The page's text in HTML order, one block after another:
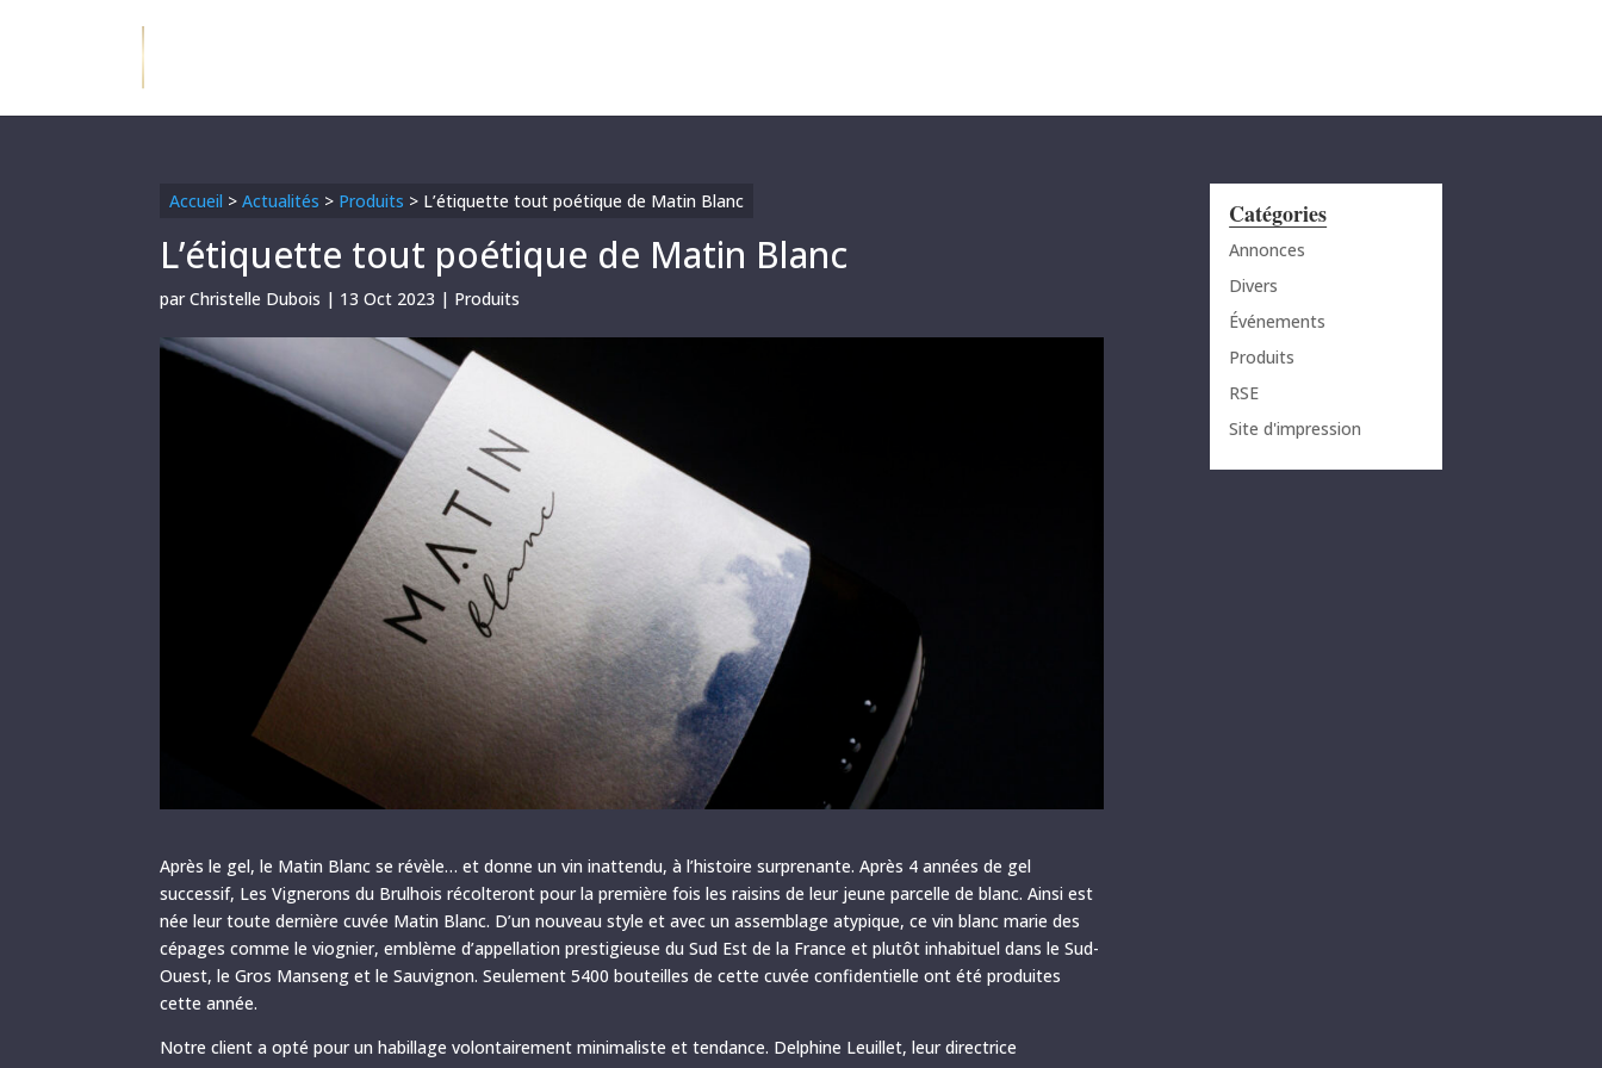
Accueil >Actualités > Produits > L’étiquette tout poétique de Matin Blanc
L’étiquette tout poétique de Matin Blanc
parChristelle Dubois | 13 Oct 2023 | Produits
Après le gel, le Matin Blanc se révèle… et donne un vin inattendu, à l’histoire surprenante. Après 4 années de gel
successif, Les Vignerons du Brulhois récolteront pour la première fois les raisins de leur jeune parcelle de blanc. Ainsi est
née leur toute dernière cuvée Matin Blanc. D’un nouveau style et avec un assemblage atypique, ce vin blanc marie des
cépages comme le viognier, emblème d’appellation prestigieuse du Sud Est de la France et plutôt inhabituel dans le Sud-
Ouest, le Gros Manseng et le Sauvignon. Seulement 5400 bouteilles de cette cuvée confidentielle ont été produites
cette année.
Notre client a opté pour un habillage volontairement minimaliste et tendance. Delphine Leuillet, leur directrice
Catégories
Annonces
Divers
Événements
Produits
RSE
Site d'impression